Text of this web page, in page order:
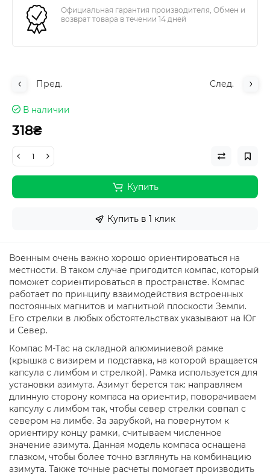
Официальная гарантия производителя, Обмен и
возврат товара в течении 14 дней
Пред. След.
В наличии
318₴
Купить
Купить в 1 клик
Военным очень важно хорошо ориентироваться на
местности. В таком случае пригодится компас, который
поможет сориентироваться в пространстве. Компас
работает по принципу взаимодействия встроенных
постоянных магнитов и магнитной плоскости Земли.
Его стрелки в любых обстоятельствах указывают на Юг
и Север.
Компас M-Tac на складной алюминиевой рамке
(крышка с визирем и подставка, на которой вращается
капсула с лимбом и стрелкой). Рамка используется для
установки азимута. Азимут берется так: направляем
длинную сторону компаса на ориентир, поворачиваем
капсулу с лимбом так, чтобы север стрелки совпал с
севером на лимбе. За зарубкой, на повернутом к
ориентиру концу рамки, считываем численное
значение азимута. Данная модель компаса оснащена
глазком, чтобы более точно взглянуть на комбинацию
азимута. Также точные расчеты помогает производить